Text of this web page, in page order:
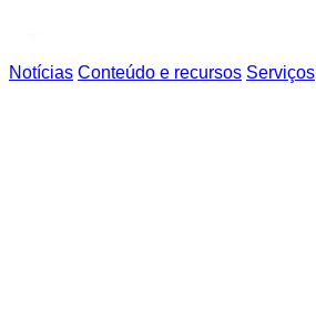
Notícias Conteúdo e recursos Serviços